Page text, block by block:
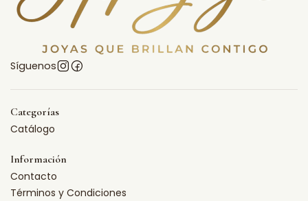
Síguenos
Categorías
Catálogo
Información
Contacto
Términos y Condiciones